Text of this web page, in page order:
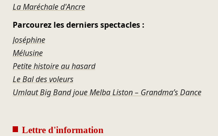
La Maréchale d'Ancre
Parcourez les derniers spectacles :
Joséphine
Mélusine
Petite histoire au hasard
Le Bal des voleurs
Umlaut Big Band joue Melba Liston – Grandma’s Dance
Lettre d'information